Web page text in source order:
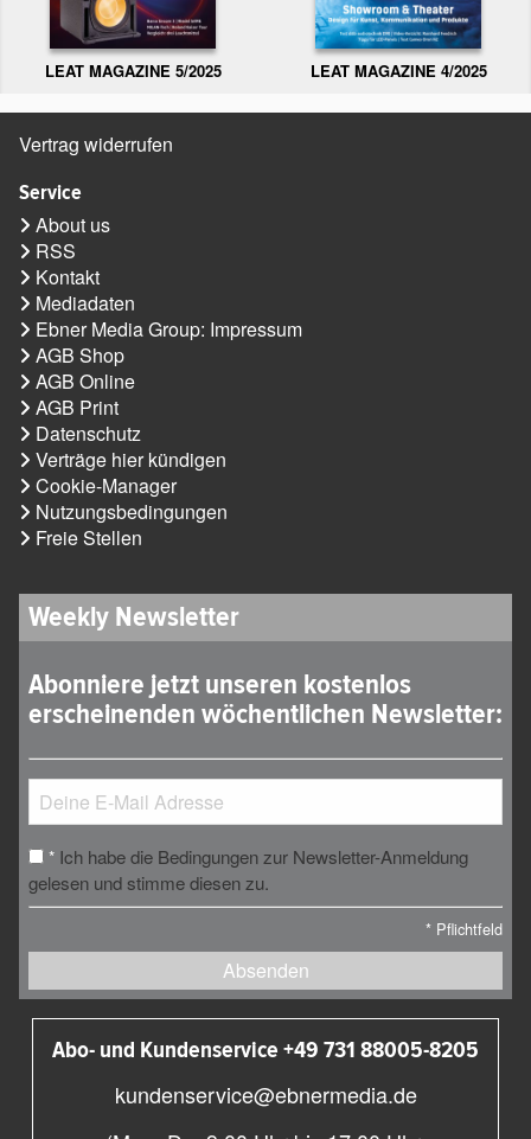
LEAT MAGAZINE 5/2025 LEAT MAGAZINE 4/2025
Vertrag widerrufen
Service
About us
RSS
Kontakt
Mediadaten
Ebner Media Group: Impressum
AGB Shop
AGB Online
AGB Print
Datenschutz
Verträge hier kündigen
Cookie-Manager
Nutzungsbedingungen
Freie Stellen
Weekly Newsletter
Abonniere jetzt unseren kostenlos
erscheinenden wöchentlichen Newsletter:
* Ich habe die Bedingungen zur Newsletter-Anmeldung
gelesen und stimme diesen zu.
* Pflichtfeld
Absenden
Abo- und Kundenservice +49 731 88005-8205
kundenservice@ebnermedia.de